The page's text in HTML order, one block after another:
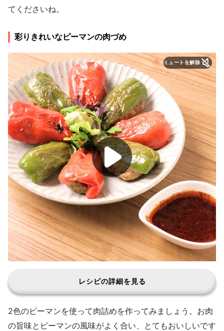
てくださいね。
彩りきれいなピーマンの肉づめ
ミュートを解除
レシピの詳細を見る
2色のピーマンを使って肉詰めを作ってみましょう。お肉
の旨味とピーマンの風味がよく合い、とてもおいしいです